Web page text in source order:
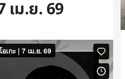
เม.ย. 69